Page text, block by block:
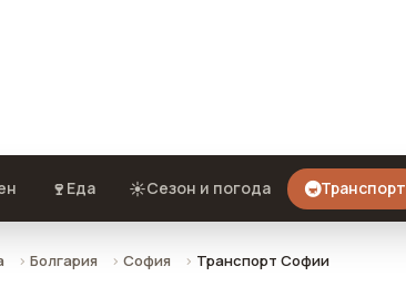
🍷 Еда ☀️Сезон и погода 🚇Транспорт
Болгария София
Транспорт Софии